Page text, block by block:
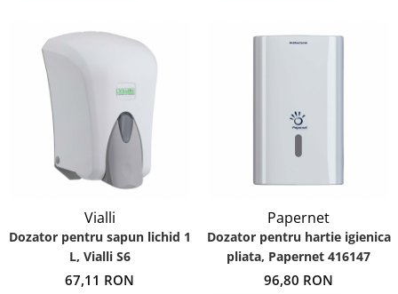
Vialli
Dozator pentru sapun lichid 1
L, Vialli S6
67,11 RON
Papernet
Dozator pentru hartie igienica
pliata, Papernet 416147
96,80 RON